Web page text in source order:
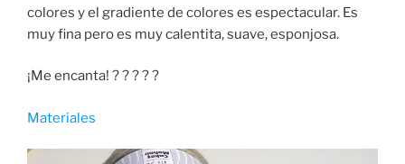
colores y el gradiente de colores es espectacular. Es
muy fina pero es muy calentita, suave, esponjosa.
¡Me encanta! ? ? ? ? ?
Materiales